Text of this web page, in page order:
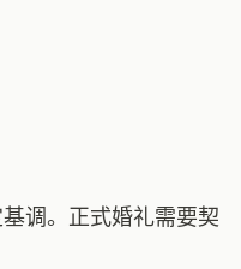
调。正式婚礼需要契